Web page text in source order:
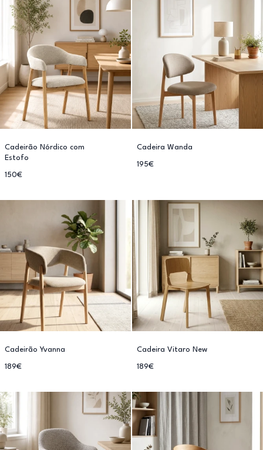
Cadeirão Nórdico com
Estofo
150€
Cadeira Wanda
195€
Cadeirão Yvanna
189€
Cadeira Vitaro New
189€